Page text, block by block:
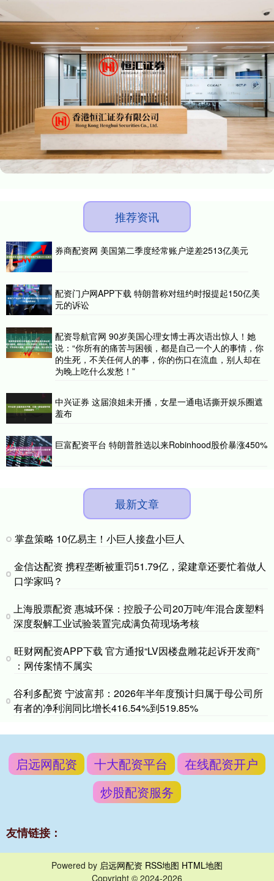
推荐资讯
券商配资网 美国第二季度经常账户逆差2513亿美元
配资门户网APP下载 特朗普称对纽约时报提起150亿美
元的诉讼
配资导航官网 90岁美国心理女博士再次语出惊人！她
说：“你所有的痛苦与困顿，都是自己一个人的事情，你
的生死，不关任何人的事，你的伤口在流血，别人却在
为晚上吃什么发愁！”
中兴证券 这届浪姐未开播，女星一通电话撕开娱乐圈遮
羞布
巨富配资平台 特朗普胜选以来Robinhood股价暴涨450%
最新文章
掌盘策略 10亿易主！小巨人接盘小巨人
金信达配资 携程垄断被重罚51.79亿，梁建章还要忙着做人
口学家吗？
上海股票配资 惠城环保：控股子公司20万吨/年混合废塑料
深度裂解工业试验装置完成满负荷现场考核
旺财网配资APP下载 官方通报“LV因楼盘雕花起诉开发商”
：网传案情不属实
谷利多配资 宁波富邦：2026年半年度预计归属于母公司所
有者的净利润同比增长416.54%到519.85%
启远网配资 十大配资平台
在线配资开户
炒股配资服务
友情链接：
Powered by 启远网配资 RSS地图 HTML地图
Copyright © 2024-2026